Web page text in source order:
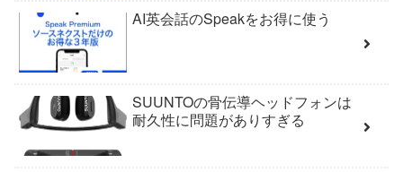
AI英会話のSpeakをお得に使う
SUUNTOの骨伝導ヘッドフォンは
耐久性に問題がありすぎる